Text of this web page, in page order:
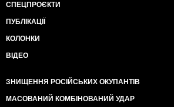
СПЕЦПРОЄКТИ
ПУБЛІКАЦІЇ
КОЛОНКИ
ВІДЕО
ЗНИЩЕННЯ РОСІЙСЬКИХ ОКУПАНТІВ
МАСОВАНИЙ КОМБІНОВАНИЙ УДАР